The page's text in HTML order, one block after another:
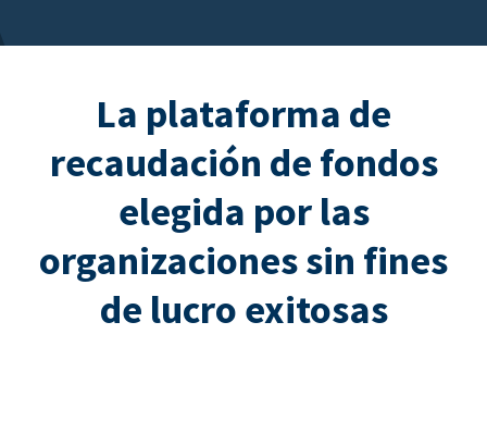
La plataforma de
recaudación de fondos
elegida por las
organizaciones sin fines
de lucro exitosas